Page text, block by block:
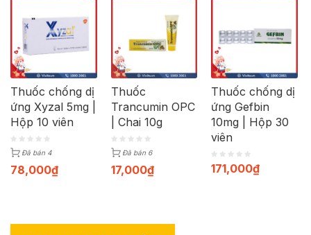
Thuốc chống dị
ứng Xyzal 5mg |
Hộp 10 viên
Đã bán 4
78,000₫
Thuốc
Trancumin OPC
| Chai 10g
Đã bán 6
17,000₫
Thuốc chống dị
ứng Gefbin
10mg | Hộp 30
viên
171,000₫